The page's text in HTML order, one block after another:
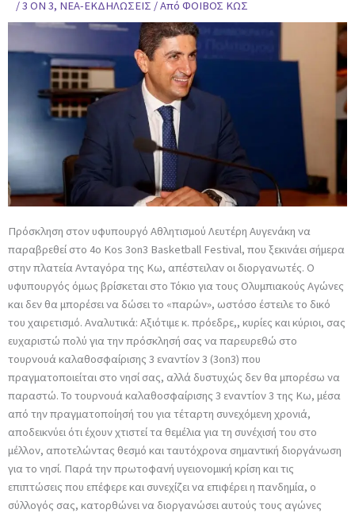
/3 ON 3, ΝΕΑ-ΕΚΔΗΛΩΣΕΙΣ / Από ΦΟΙΒΟΣ ΚΩΣ
Πρόσκληση στον υφυπουργό Αθλητισμού Λευτέρη Αυγενάκη να
παραβρεθεί στο 4o Kos 3on3 Basketball Festival, που ξεκινάει σήμερα
στην πλατεία Ανταγόρα της Κω, απέστειλαν οι διοργανωτές. Ο
υφυπουργός όμως βρίσκεται στο Τόκιο για τους Ολυμπιακούς Αγώνες
και δεν θα μπορέσει να δώσει το «παρών», ωστόσο έστειλε το δικό
του χαιρετισμό. Αναλυτικά: Αξιότιμε κ. πρόεδρε,, κυρίες και κύριοι, σας
ευχαριστώ πολύ για την πρόσκλησή σας να παρευρεθώ στο
τουρνουά καλαθοσφαίρισης 3 εναντίον 3 (3on3) που
πραγματοποιείται στο νησί σας, αλλά δυστυχώς δεν θα μπορέσω να
παραστώ. Το τουρνουά καλαθοσφαίρισης 3 εναντίον 3 της Κω, μέσα
από την πραγματοποίησή του για τέταρτη συνεχόμενη χρονιά,
αποδεικνύει ότι έχουν χτιστεί τα θεμέλια για τη συνέχισή του στο
μέλλον, αποτελώντας θεσμό και ταυτόχρονα σημαντική διοργάνωση
για το νησί. Παρά την πρωτοφανή υγειονομική κρίση και τις
επιπτώσεις που επέφερε και συνεχίζει να επιφέρει η πανδημία, ο
σύλλογός σας, κατορθώνει να διοργανώσει αυτούς τους αγώνες